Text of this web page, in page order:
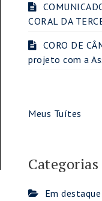
CORAL DA
CORO DE
projeto com a
Meus Tuítes
Categorias
Em destaque